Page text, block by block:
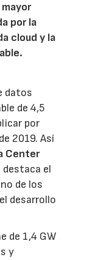
por la
cloud y la
datos
de 4,5
por
2019. Así
Center
destaca el
de los
desarrollo
de 1,4 GW
y